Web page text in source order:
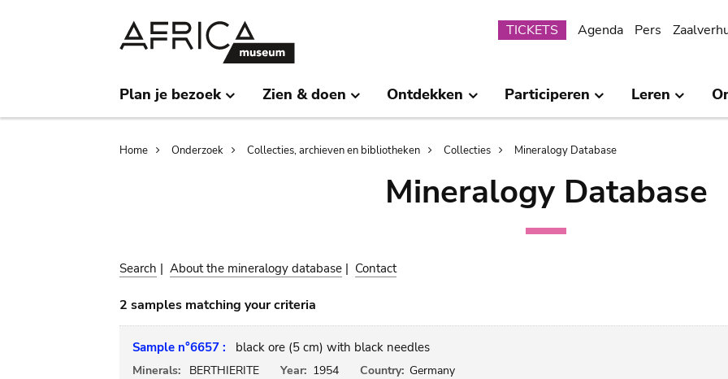
Submenu
TICKETS Agenda Pers
Plan je bezoek Zien & doen Ontdekken Participeren Leren
Breadcrumb
Home Onderzoek Collecties, archieven en bibliotheken Collecties Mineralogy Database
Mineralogy Database
Search | About the mineralogy database | Contact
2 samples matching your criteria
Sample n°6657 : black ore (5 cm) with black needles
Minerals: BERTHIERITE Year: 1954 Country: Germany